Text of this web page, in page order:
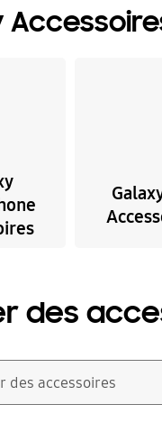
des
des accessoires